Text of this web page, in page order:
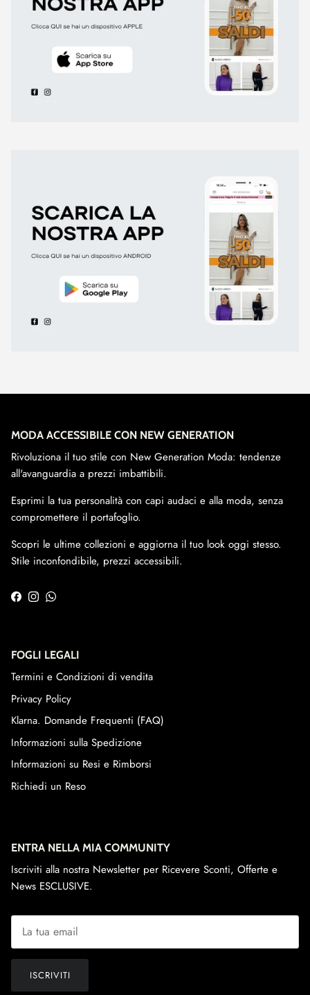
MODA ACCESSIBILE CON NEW GENERATION
Rivoluziona il tuo stile con New Generation Moda: tendenze
all'avanguardia a prezzi imbattibili.
Esprimi la tua personalità con capi audaci e alla moda, senza
compromettere il portafoglio.
Scopri le ultime collezioni e aggiorna il tuo look oggi stesso.
Stile inconfondibile, prezzi accessibili.
Facebook
InstagramWhatsApp
FOGLI LEGALI
Termini e Condizioni di vendita
Privacy Policy
Klarna. Domande Frequenti (FAQ)
Informazioni sulla Spedizione
Informazioni su Resi e Rimborsi
Richiedi un Reso
ENTRA NELLA MIA COMMUNITY
Iscriviti alla nostra Newsletter per Ricevere Sconti, Offerte e
News ESCLUSIVE.
ISCRIVITI